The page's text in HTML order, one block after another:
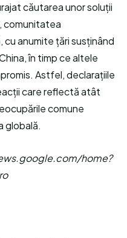
căutarea unor soluții
comunitatea
anumite țări susținând
în timp ce altele
Astfel, declarațiile
care reflectă atât
comune
globală.
home?